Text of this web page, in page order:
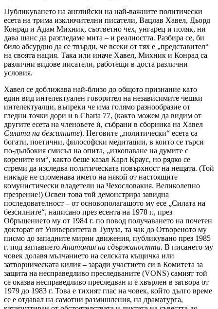
Публикуването на английски на най-важните политически
есета на трима изключителни писатели, Вацлав Хавел, Дьорд
Конрад и Адам Михник, съответно чех, унгарец и поляк, ни
дава шанс да разгледаме мита – и реалността. Разбира се, би
било абсурдно да се твърди, че всеки от тях е „представител“
на своята нация. Така или иначе Хавел, Михник и Конрад са
различни видове писатели, работещи в доста различни
условия.
Хавел се доближава най-близо до общото признание като
един вид интелектуален говорител на независимите чешки
интелектуалци, въпреки че има голямо разнообразие от
гледни точки дори и в Charta 77, (както можем да видим от
другите есета на членовете ѝ, събрани в сборника на Хавел
Силата на безсилните). Неговите „политически“ есета са
богати, поетични, философски медитации, в които се търси
по-дълбокия смисъл на опита, „изкопаване на думите с
корените им“, както беше казал Карл Краус, но рядко се
стреми да изследва политическата повърхност на нещата. (Той
никъде не споменава името на някой от настоящите
комунистически владетели на Чехословакия. Великолепно
презрение!) Освен това той демонстрира завидна
последователност – от основополагащото му есе „Силата на
безсилните“, написано през есента на 1978 г., през
Обръщението му от 1984 г. по повод получаването на почетен
докторат от Университета в Тулуза, та чак до Отвореното му
писмо до западните мирни движения, публикувано през 1985
г. под заглавието Анатомия на сдържаността. В писането му
човек долавя мълчанието на селската къщичка или
затворническата килия – заради участието си в Комитета за
защита на несправедливо преследваните (VONS) самият той
се оказва несправедливо преследван и е хвърлен в затвора от
1979 до 1983 г. Това е тихият глас на човек, който дълго време
се е отдавал на самотни размишления, на драматурга,